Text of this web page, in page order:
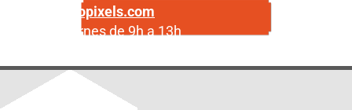
info@centropixels.com
Lunes a viernes de 9h a 13h